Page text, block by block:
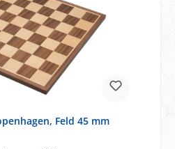
Feld 45 mm